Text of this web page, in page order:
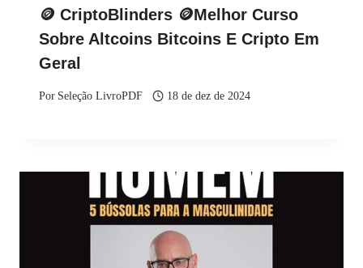
🪙 CriptoBlinders 🪙Melhor Curso
Sobre Altcoins Bitcoins E Cripto Em
Geral
Por Seleção LivroPDF 18 de dez de 2024